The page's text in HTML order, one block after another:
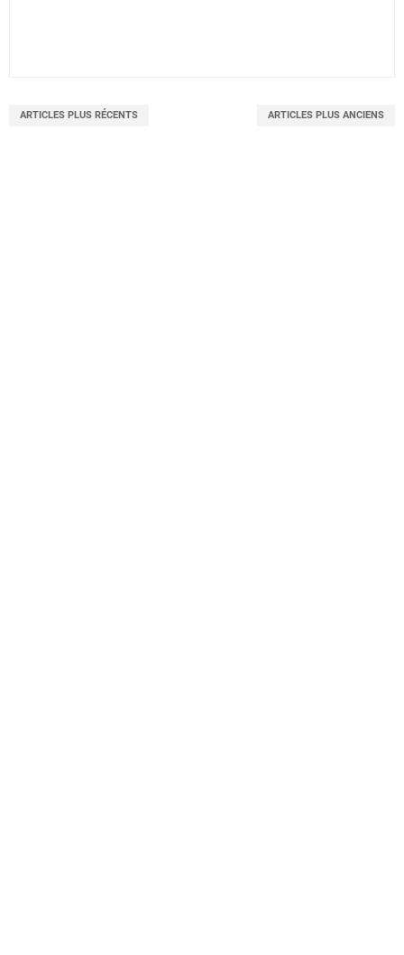
ARTICLES PLUS RÉCENTS ARTICLES PLUS ANCIENS